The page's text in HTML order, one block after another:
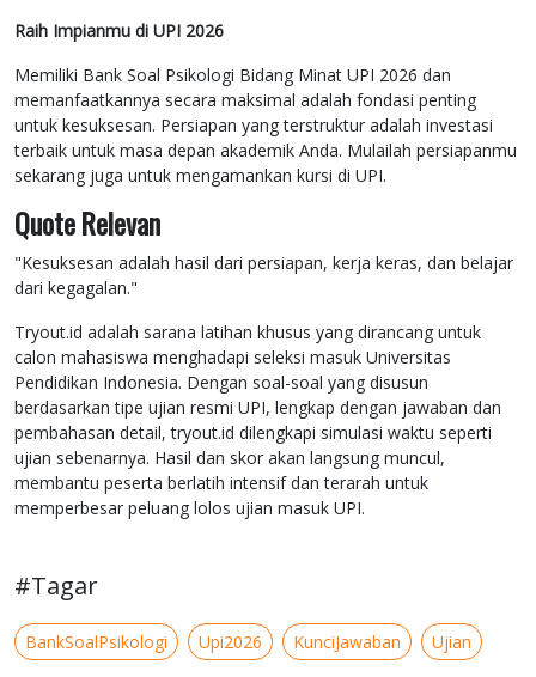
Raih Impianmu di UPI 2026
Memiliki Bank Soal Psikologi Bidang Minat UPI 2026 dan
memanfaatkannya secara maksimal adalah fondasi penting
untuk kesuksesan. Persiapan yang terstruktur adalah investasi
terbaik untuk masa depan akademik Anda. Mulailah persiapanmu
sekarang juga untuk mengamankan kursi di UPI.
Quote Relevan
"Kesuksesan adalah hasil dari persiapan, kerja keras, dan belajar
dari kegagalan."
Tryout.id adalah sarana latihan khusus yang dirancang untuk
calon mahasiswa menghadapi seleksi masuk Universitas
Pendidikan Indonesia. Dengan soal-soal yang disusun
berdasarkan tipe ujian resmi UPI, lengkap dengan jawaban dan
pembahasan detail, tryout.id dilengkapi simulasi waktu seperti
ujian sebenarnya. Hasil dan skor akan langsung muncul,
membantu peserta berlatih intensif dan terarah untuk
memperbesar peluang lolos ujian masuk UPI.
#Tagar
BankSoalPsikologi Upi2026 KunciJawaban Ujian